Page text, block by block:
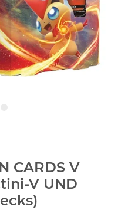
CARDS V
V UND